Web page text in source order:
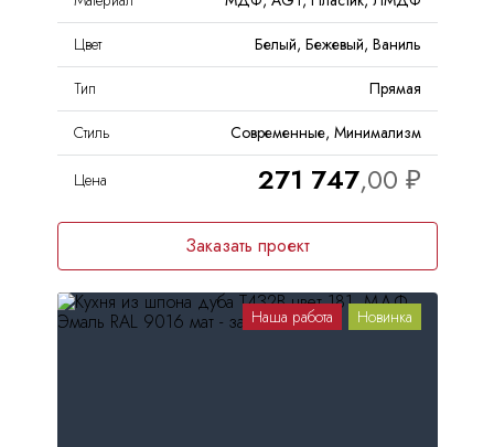
Цвет
Белый, Бежевый, Ваниль
Тип
Прямая
Стиль
Современные, Минимализм
Цена 271 747
Заказать проект
Наша работа Новинка